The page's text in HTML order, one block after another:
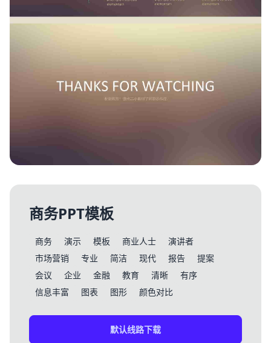
商务PPT模板
商务 演示 模板 商业人士
演讲者
市场营销
专业 简洁 现代 报告
提案
会议
企业 金融 教育 清晰
有序
信息丰富
图表 图形 颜色对比
默认线路下载